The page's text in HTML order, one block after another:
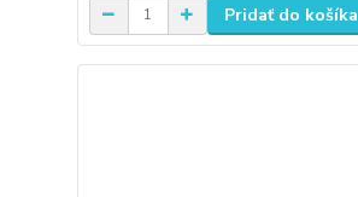
Pridať do košíka